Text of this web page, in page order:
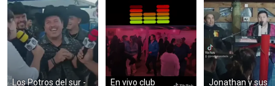
Los Potros del sur - En vivo club Jonathan y sus